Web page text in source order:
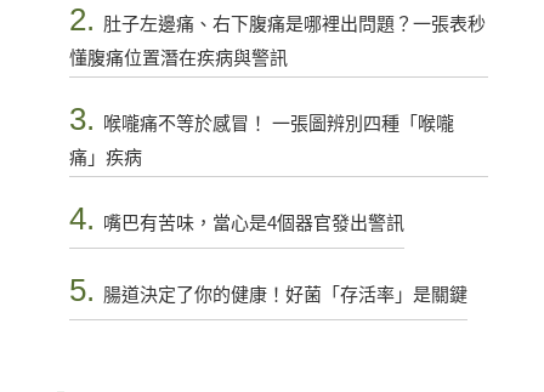
2. 肚子左邊痛、右下腹痛是哪裡出問題？一張表秒
懂腹痛位置潛在疾病與警訊
3.
喉嚨痛不等於感冒！ 一張圖辨別四種「喉嚨
痛」疾病
4. 嘴巴有苦味，當心是4個器官發出警訊
5. 腸道決定了你的健康！好菌「存活率」是關鍵